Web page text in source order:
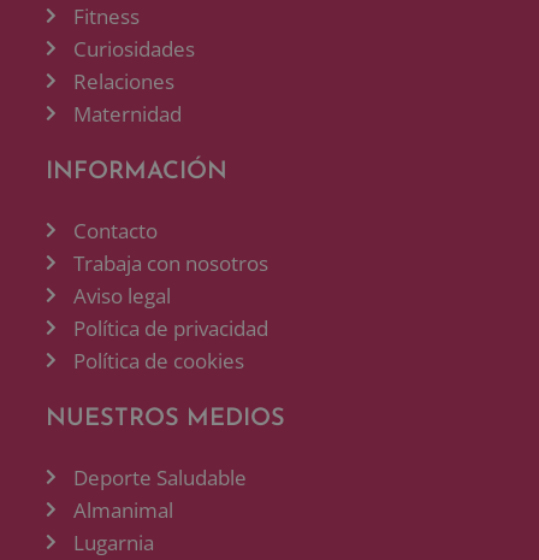
Fitness
Curiosidades
Relaciones
Maternidad
INFORMACIÓN
Contacto
Trabaja con nosotros
Aviso legal
Política de privacidad
Política de cookies
NUESTROS MEDIOS
Deporte Saludable
Almanimal
Lugarnia